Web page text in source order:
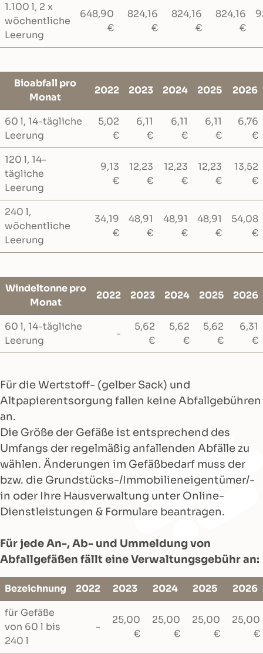
1.100 l, 2 x
wöchentliche
Leerung
648,90
€
824,16
€
824,16
€
824,16
€
Bioabfall pro
Monat
2022 2023 2024 2025 2026
60 l, 14-tägliche
Leerung
5,02
€
6,11
€
6,11
€
6,11
€
6,76
€
120 l, 14-
tägliche
Leerung
9,13
€
12,23
€
12,23
€
12,23
€
13,52
€
240 l,
wöchentliche
Leerung
34,19
€
48,91
€
48,91
€
48,91
€
54,08
€
Windeltonne pro
Monat
2022 2023 2024 2025 2026
60 l, 14-tägliche
Leerung
-
5,62
€
5,62
€
5,62
€
6,31
€
Für die Wertstoff- (gelber Sack) und
Altpapierentsorgung fallen keine Abfallgebühren
an.
Die Größe der Gefäße ist entsprechend des
Umfangs der regelmäßig anfallenden Abfälle zu
wählen. Änderungen im Gefäßbedarf muss der
bzw. die Grundstücks-/Immobilieneigentümer/-
in oder Ihre Hausverwaltung unter Online-
Dienstleistungen & Formulare beantragen.
Für jede An-, Ab- und Ummeldung von
Abfallgefäßen fällt eine Verwaltungsgebühr an:
Bezeichnung 2022 2023 2024 2025
2026
für Gefäße
von 60 l bis
240 l
-
25,00
€
25,00
€
25,00
€
25,00
€